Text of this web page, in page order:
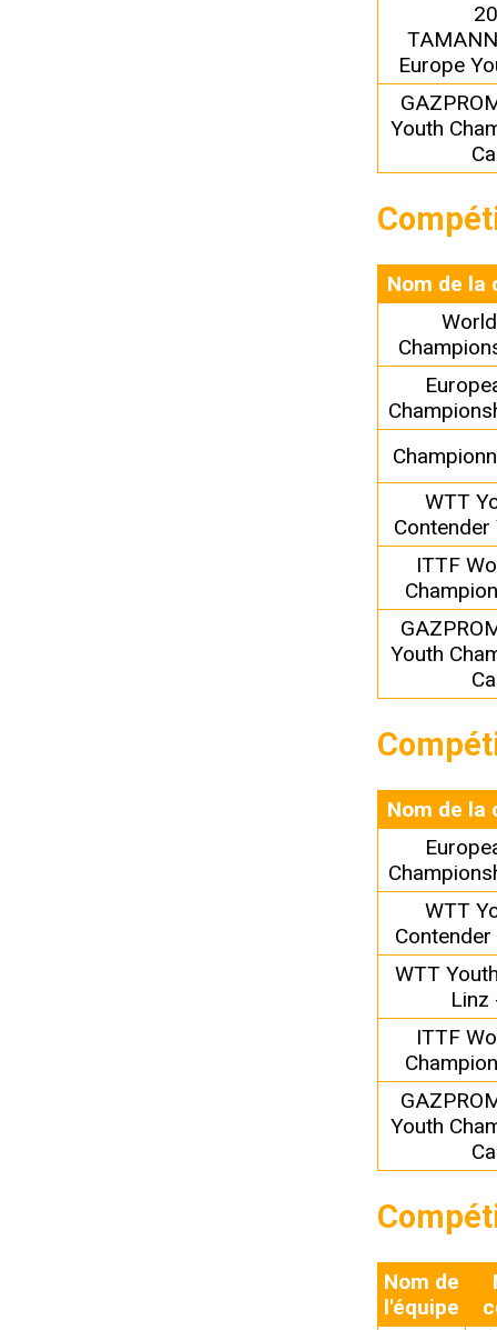
Europe
Youth
Nom de la
WTT
ITTF
Youth
Nom de la
WTT
WTT
Linz
ITTF
Youth
Nom de
l'équipe